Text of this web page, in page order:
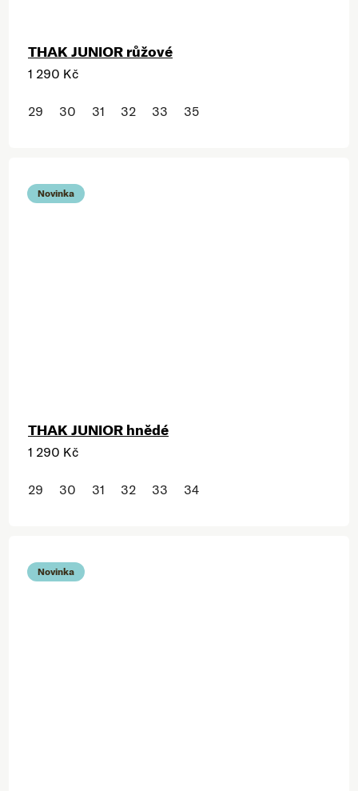
THAK JUNIOR růžové
1 290 Kč
29 30 31 32 33 35
Novinka
THAK JUNIOR hnědé
1 290 Kč
29 30 31 32 33 34
Novinka